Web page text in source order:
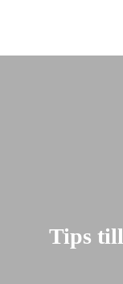
Tips